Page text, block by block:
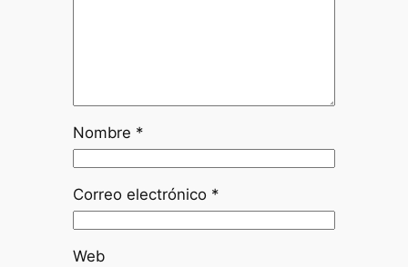
Nombre *
Correo electrónico *
Web